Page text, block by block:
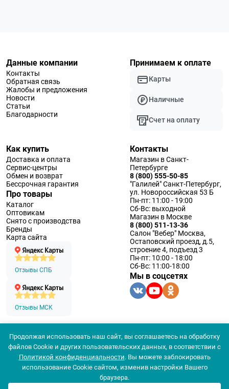
Данные компании
Контакты
Обратная связь
Жалобы и предложения
Новости
Статьи
Благодарности
Принимаем к оплате
Карты
Наличные
Счет на оплату
Как купить
Доставка и оплата
Сервис-центры
Обмен и возврат
Бессрочная гарантия
Про товары
Каталог
Оптовикам
Снято с производства
Бренды
Карта сайта
Отзывы СПБ
Отзывы МСК
Контакты
Магазин в Санкт-
Петербурге
8 (800) 555-50-85
"Галилей" Санкт-Петербург,
ул. Новороссийская 53 Б
Пн-пт: 11:00 - 19:00
Сб-Вс: выходной
Магазин в Москве
8 (800) 511-13-36
Салон "Вебер" Москва,
Остаповский проезд, д.5,
строение 4, подъезд 3
Пн-пт: 10:00 - 18:00
Сб-Вс: 11:00-18:00
Мы в соцсетях
© 1994 — 2026 ООО «Наблюдательные приборы»
Политика конфеденциальности
Согласие на обработку персональных данных
Согласие использования
Продолжая использовать наш сайт, вы соглашаетесь на обработку
файлов Cookie и других пользовательских данных, в соответствии с
Политикой конфиденциальности. Вы можете заблокировать
использование Cookie сайтом, изменив настройки Вашего
браузера.